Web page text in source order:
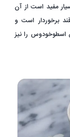
مفید است از آن
برخوردار است و
را نیز